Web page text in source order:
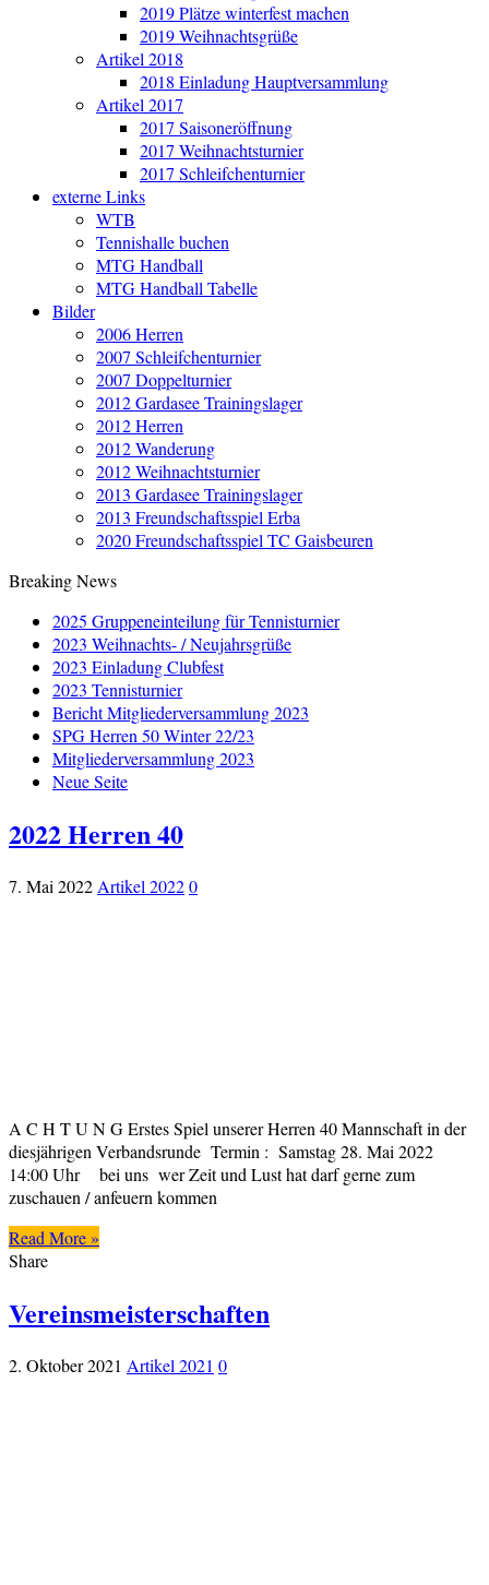
2019 Plätze winterfest machen
2019 Weihnachtsgrüße
Artikel 2018
2018 Einladung Hauptversammlung
Artikel 2017
2017 Saisoneröffnung
2017 Weihnachtsturnier
2017 Schleifchenturnier
externe Links
WTB
Tennishalle buchen
MTG Handball
MTG Handball Tabelle
Bilder
2006 Herren
2007 Schleifchenturnier
2007 Doppelturnier
2012 Gardasee Trainingslager
2012 Herren
2012 Wanderung
2012 Weihnachtsturnier
2013 Gardasee Trainingslager
2013 Freundschaftsspiel Erba
2020 Freundschaftsspiel TC Gaisbeuren
Breaking News
2025 Gruppeneinteilung für Tennisturnier
2023 Weihnachts- / Neujahrsgrüße
2023 Einladung Clubfest
2023 Tennisturnier
Bericht Mitgliederversammlung 2023
SPG Herren 50 Winter 22/23
Mitgliederversammlung 2023
Neue Seite
2022 Herren 40
7. Mai 2022 Artikel 20220
A C H T U N G Erstes Spiel unserer Herren 40 Mannschaft in der
diesjährigen Verbandsrunde Termin : Samstag 28. Mai 2022
14:00 Uhr bei uns wer Zeit und Lust hat darf gerne zum
zuschauen / anfeuern kommen
Read More »
Share
Vereinsmeisterschaften
2. Oktober 2021 Artikel 2021 0